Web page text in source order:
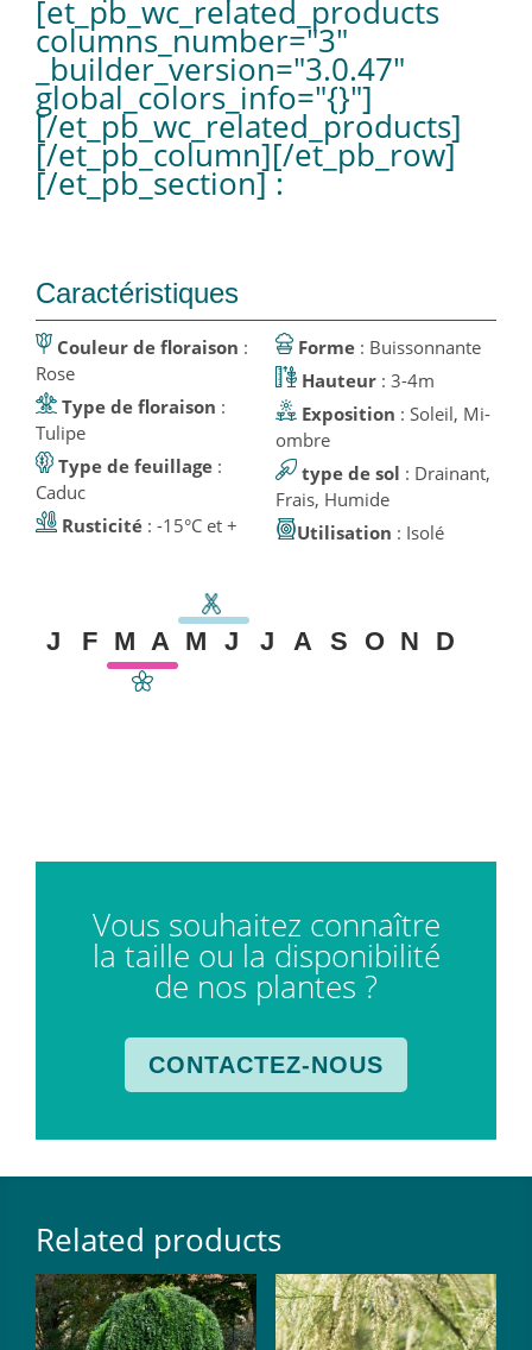
[et_pb_wc_related_products
columns_number="3"
_builder_version="3.0.47"
global_colors_info="{}"]
[/et_pb_wc_related_products]
[/et_pb_column][/et_pb_row]
[/et_pb_section] :
Caractéristiques
Couleur de floraison :
Rose
Type de floraison :
Tulipe
Type de feuillage :
Caduc
Rusticité : -15°C et +
Forme
: Buissonnante
Hauteur: 3-4m
Exposition : Soleil, Mi-
ombre
type de sol : Drainant,
Frais, Humide
Utilisation
: Isolé
J F M A M J J A S O N D
Vous souhaitez connaître
la taille ou la disponibilité
de nos plantes ?
CONTACTEZ-NOUS
Related products